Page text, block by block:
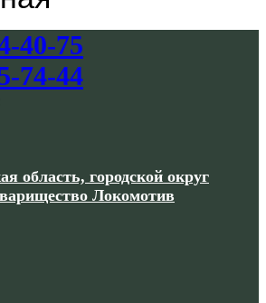
40-75
74-44
область, городской округ
Локомотив